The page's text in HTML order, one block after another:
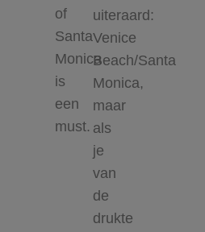
of
Santa
Monica
is
een
must.
uiteraard:
Venice
Beach/Santa
Monica,
maar
als
je
van
de
drukte